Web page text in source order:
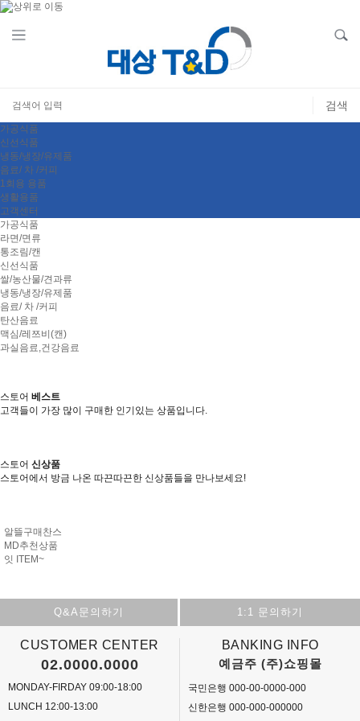
가공식품
신선식품
냉동/냉장/유제품
음료/ 차 /커피
1회용 용품
생활용품
고객센터
가공식품
라면/면류
통조림/캔
신선식품
쌀/농산물/견과류
냉동/냉장/유제품
음료/ 차 /커피
탄산음료
맥심/레쯔비(캔)
과실음료,건강음료
스토어 베스트
고객들이 가장 많이 구매한 인기있는 상품입니다.
스토어 신상품
스토어에서 방금 나온 따끈따끈한 신상품들을 만나보세요!
알뜰구매찬스
MD추천상품
잇 ITEM~
Q&A문의하기
CUSTOMER CENTER
02.0000.0000
MONDAY-FIRDAY 09:00-18:00
LUNCH 12:00-13:00
1:1 문의하기
BANKING INFO
예금주 (주)쇼핑몰
국민은행 000-00-0000-000
신한은행 000-000-000000